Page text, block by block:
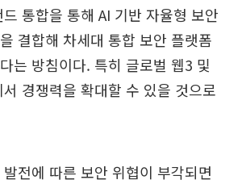
통합을 통해 AI 기반 자율형 보안
결합해 차세대 통합 보안 플랫폼
는 방침이다. 특히 글로벌 웹3 및
경쟁력을 확대할 수 있을 것으로
전에 따른 보안 위협이 부각되면